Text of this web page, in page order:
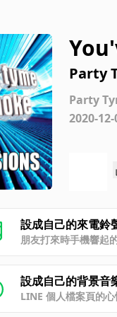
y
Party
Party
2020-
設成自己的來電鈴
朋友打來時手機響起
設成自己的背景音
LINE 個人檔案頁的